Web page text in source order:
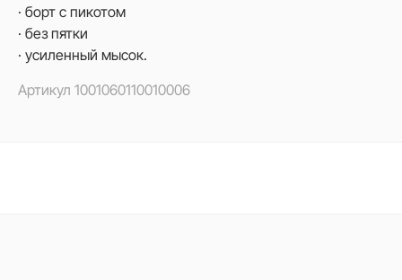
· борт с пикотом
· без пятки
· усиленный мысок.
Артикул 1001060110010006